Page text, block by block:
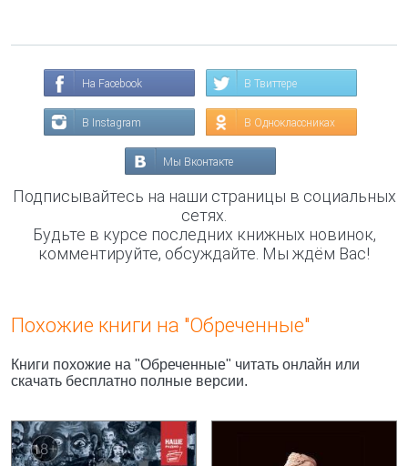
На Facebook В Твиттере
В Instagram В Одноклассниках
Мы Вконтакте
Подписывайтесь на наши страницы в социальных
сетях.
Будьте в курсе последних книжных новинок,
комментируйте, обсуждайте. Мы ждём Вас!
Похожие книги на "Обреченные"
Книги похожие на "Обреченные" читать онлайн или
скачать бесплатно полные версии.